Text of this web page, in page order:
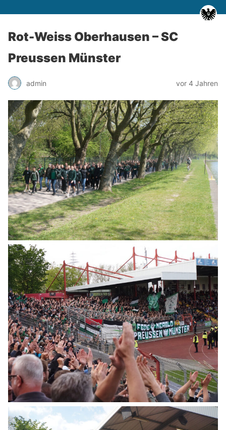
Rot-Weiss Oberhausen – SC
Preussen Münster
admin vor 4 Jahren